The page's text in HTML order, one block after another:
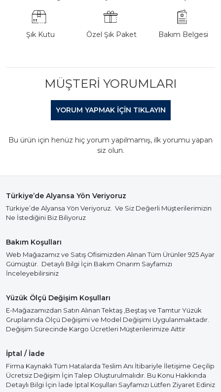
Şık Kutu Özel Şık Paket Bakım Belgesi
MÜŞTERI YORUMLARI
YORUM YAPMAK IÇIN TIKLAYIN
Bu ürün için henüz hiç yorum yapılmamış, ilk yorumu yapan
siz olun.
Türkiye’de Alyansa Yön Veriyoruz
Türkiye’de Alyansa Yön Veriyoruz. Ve Siz Değerli Müşterilerimizin
Ne İstediğini Biz Biliyoruz
Bakım Koşulları
Web Mağazamız ve Satış Ofisimizden Alınan Tüm Ürünler 925 Ayar
Gümüştür. Detaylı Bilgi İçin Bakım Onarım Sayfamızı
İnceleyebilirsiniz
Yüzük Ölçü Değişim Koşulları
E-Mağazamızdan Satın Alınan Tektaş ,Beştaş ve Tamtur Yüzük
Gruplarında Ölçü Değişimi ve Model Değişimi Uygulanmaktadır.
Değişim Sürecinde Kargo Ücretleri Müşterilerimize Aittir
İptal / İade
Firma Kaynaklı Tüm Hatalarda Teslim Anı İtibariyle İletişime Geçilip
Ücretsiz Değişim İçin Talep Oluşturulmalıdır. Bu Konu Hakkında
Detaylı Bilgi İçin İade İptal Koşulları Sayfamızı Lütfen Ziyaret Ediniz